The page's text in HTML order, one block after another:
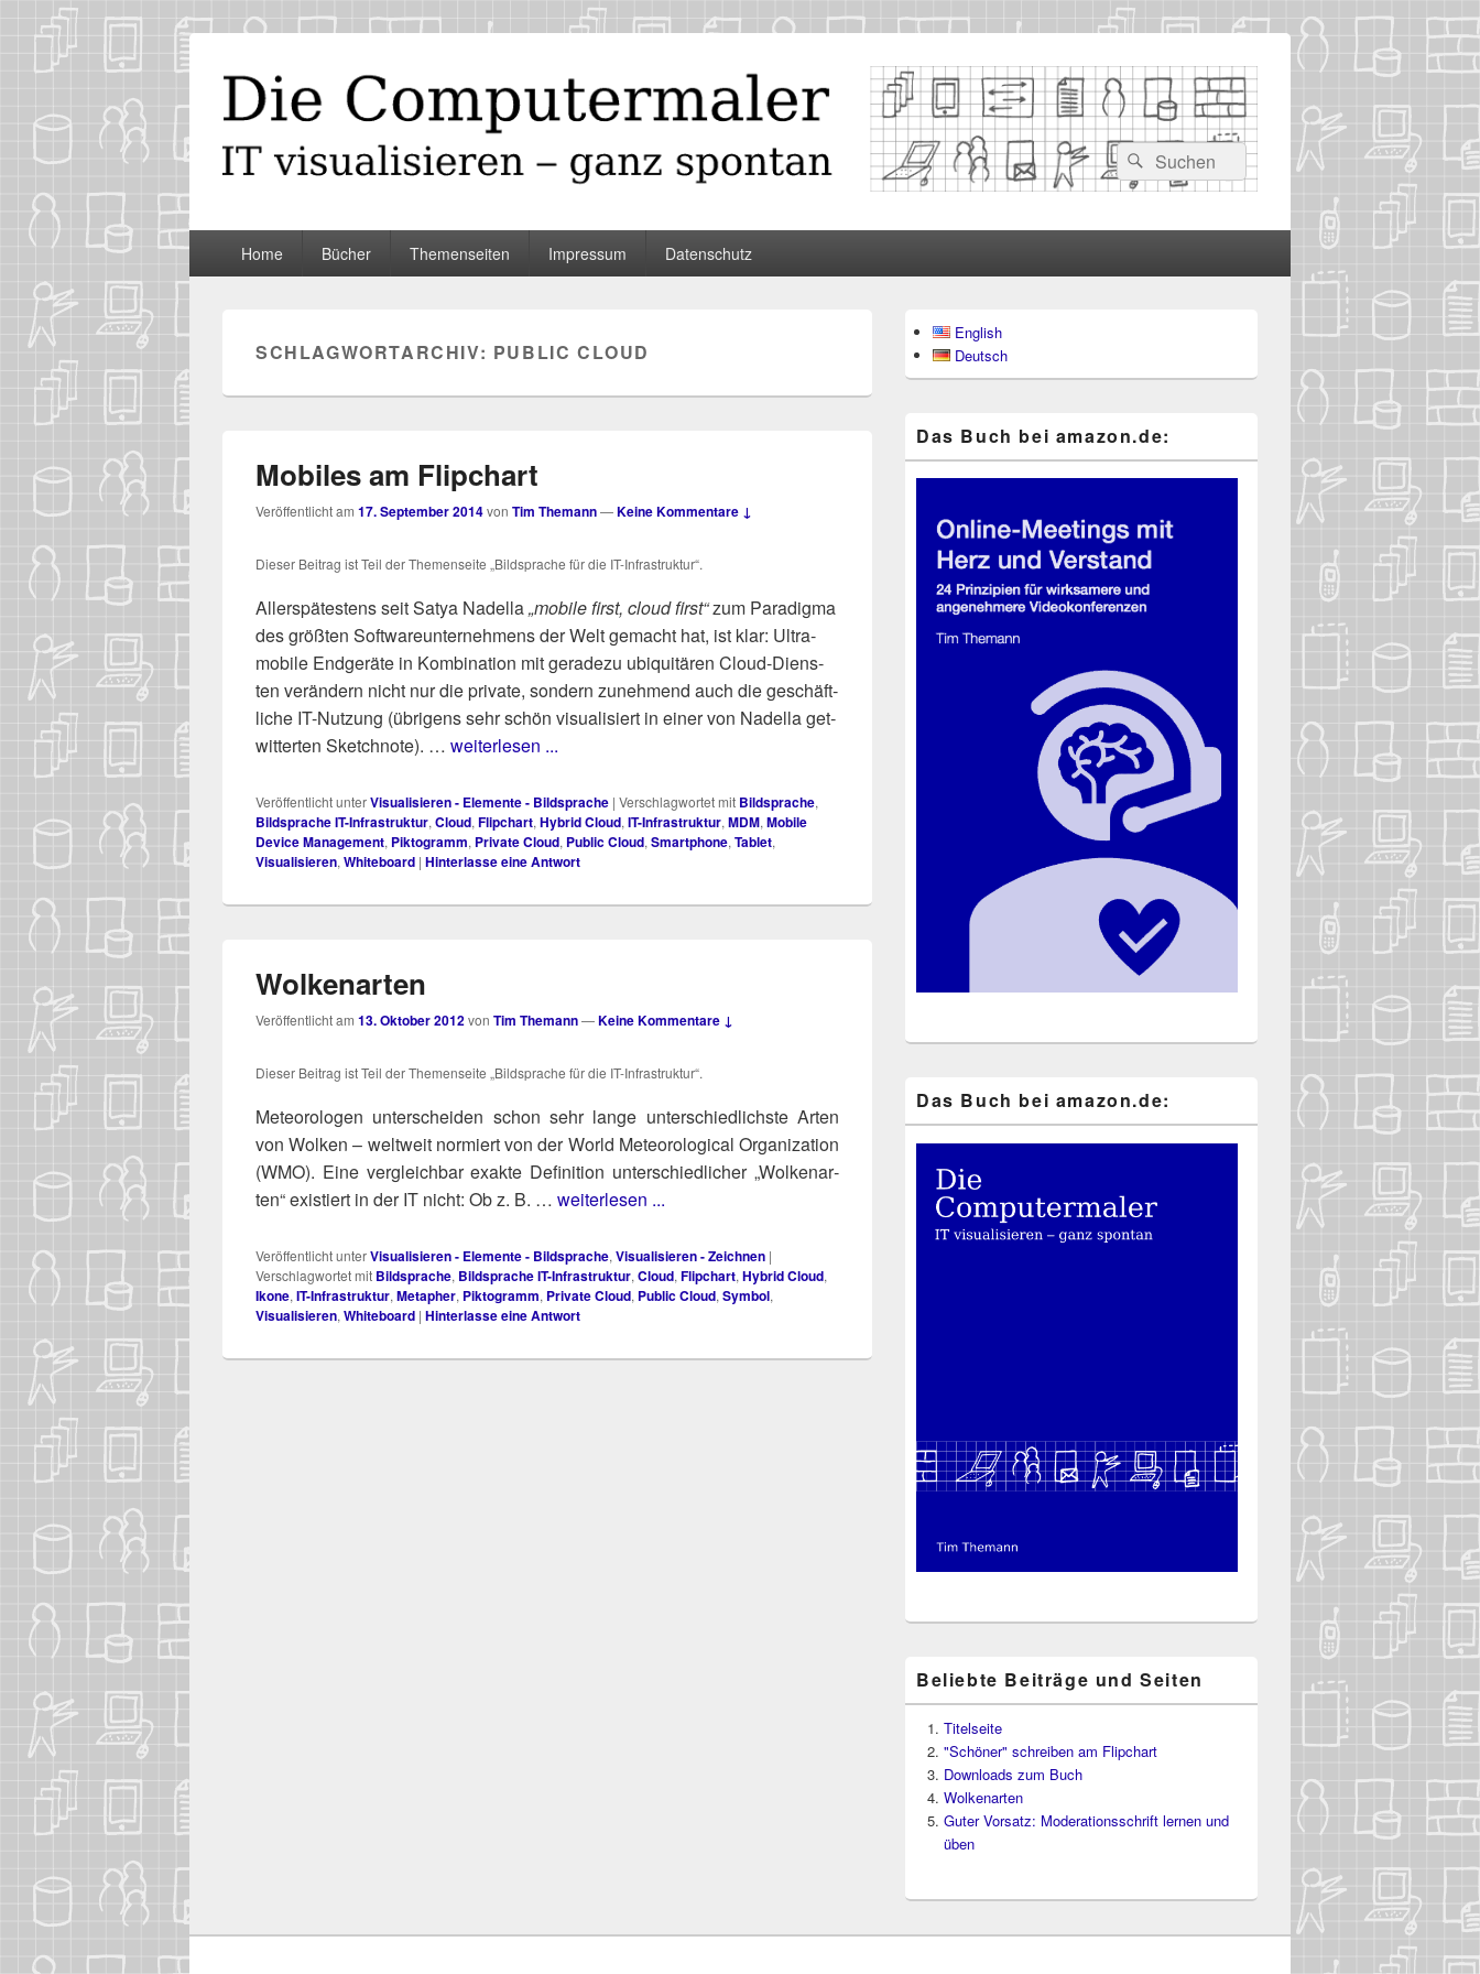
Die Computermaler
Suchen
nach:
Suchen
PrimäresHome Bücher Themenseiten Impressum Datenschutz
SCHLAGWORTARCHIV: PUBLIC CLOUD
Mobiles am Flipchart
Veröffentlicht am 17. September 2014von Tim Themann—Keine Kommentare ↓
Die­ser Bei­trag ist Teil der The­men­sei­te „Bild­spra­che für die IT-Infra­struk­tur“.
Aller­spä­tes­tens seit Satya Nadel­la„mobi­le first, cloud first“zum Para­dig­ma
des größ­ten Soft­ware­un­ter­neh­mens der Welt gemacht hat, ist klar: Ultra-
mobi­le End­ge­rä­te in Kom­bi­na­ti­on mit gera­de­zu ubi­qui­tä­ren Cloud-Diens­
ten ver­än­dern nicht nur die pri­va­te, son­dern zuneh­mend auch die geschäft­
li­che IT-Nut­zung (übri­gens sehr schön visua­li­siert in einer von Nadel­la get­
wit­ter­ten Sketch­no­te). … weiterlesen ...
Veröffentlicht unterVisualisieren - Elemente - Bildsprache | Verschlagwortet mit Bildsprache,
Bildsprache IT-Infrastruktur, Cloud, Flipchart, Hybrid Cloud, IT-Infrastruktur, MDM, Mobile
Device Management, Piktogramm, Private Cloud, Public Cloud, Smartphone, Tablet,
Visualisieren, Whiteboard | Hinterlasse eine Antwort
Wolkenarten
Veröffentlicht am 13. Oktober 2012von Tim Themann—Keine Kommentare ↓
Die­ser Bei­trag ist Teil der The­men­sei­te „Bild­spra­che für die IT-Infra­struk­tur“.
Meteo­ro­lo­gen unter­schei­den schon sehr lan­ge unter­schied­lichs­te Arten
von Wol­ken – welt­weit nor­miert von der World Meteo­ro­lo­gi­cal Orga­niza­ti­on
(WMO). Eine ver­gleich­bar exak­te Defi­ni­ti­on unter­schied­li­cher „Wol­ken­ar­
ten“ exis­tiert in der IT nicht: Ob z. B. … weiterlesen ...
Veröffentlicht unterVisualisieren - Elemente - Bildsprache, Visualisieren - Zeichnen |
Verschlagwortet mit Bildsprache, Bildsprache IT-Infrastruktur, Cloud, Flipchart, Hybrid Cloud,
Ikone, IT-Infrastruktur, Metapher, Piktogramm, Private Cloud, Public Cloud, Symbol,
Visualisieren, Whiteboard | Hinterlasse eine Antwort
Seitenleisten-
Widgetbereich
English
Deutsch
Das Buch bei ama​zon​.de:
Das Buch bei ama​zon​.de:
Beliebte Beiträge und Seiten
Titelseite
"Schöner" schreiben am Flipchart
Downloads zum Buch
Wolkenarten
Guter Vorsatz: Moderationsschrift lernen und
üben